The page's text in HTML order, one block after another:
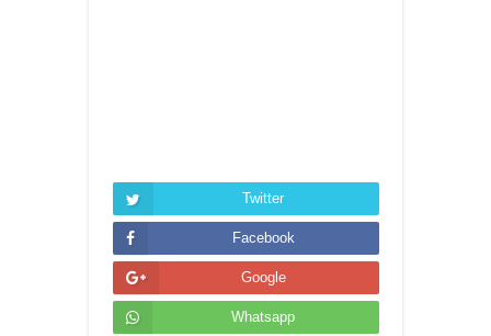
Twitter
Facebook
Google
Whatsapp